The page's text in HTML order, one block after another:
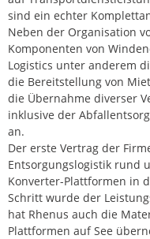
sind ein echter
Neben der Organisation
Komponenten von
Logistics unter anderem
die Bereitstellung von
die Übernahme diverser
inklusive der
an.
Der erste Vertrag der
Entsorgungslogistik rund
Konverter-Plattformen in
Schritt wurde der
hat Rhenus auch die
Plattformen auf See